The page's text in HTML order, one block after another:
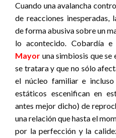
Cuando una avalancha
de reacciones inesperadas,
de forma abusiva sobre un
lo acontecido. Cobardía
Mayor una simbiosis que se
se tratara y que no sólo
el núcleo familiar e
estáticos escenifican en
antes mejor dicho) de
una relación que hasta el
por la perfección y la